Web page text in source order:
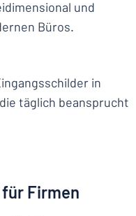
und
Büros.
in
täglich beansprucht
Firmen